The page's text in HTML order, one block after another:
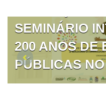
SEMINÁRIO
200 ANOS DE
PÚBLICAS